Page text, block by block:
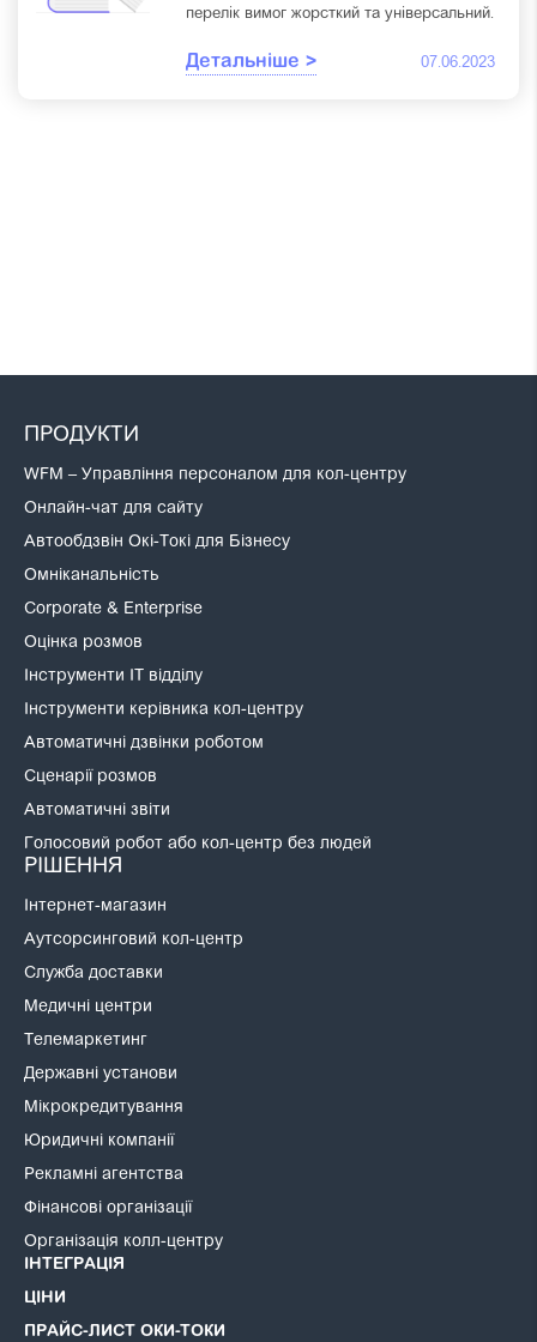
перелік вимог жорсткий та універсальний.
Детальніше > 07.06.2023
ПРОДУКТИ
WFM – Управління персоналом для кол-центру
Онлайн-чат для сайту
Автообдзвін Окі-Токі для Бізнесу
Омніканальність
Corporate & Enterprise
Оцінка розмов
Інструменти IT відділу
Інструменти керівника кол-центру
Автоматичні дзвінки роботом
Сценарії розмов
Автоматичні звіти
Голосовий робот або кол-центр без людей
РІШЕННЯ
Інтернет-магазин
Аутсорсинговий кол-центр
Служба доставки
Медичні центри
Телемаркетинг
Державні установи
Мікрокредитування
Юридичні компанії
Рекламні агентства
Фінансові організації
Організація колл-центру
ІНТЕГРАЦІЯ
ЦІНИ
ПРАЙС-ЛИСТ ОКИ-ТОКИ